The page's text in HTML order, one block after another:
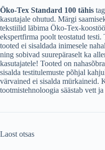
Öko-Tex Standard 100 tähis
kasutajale ohutud. Märgi
tekstiilid läbima Öko-Tex-
ekspertfirma poolt teostatud testi.
tooted ei sisaldada inimesele
ning sobivad suurepäraselt ka
kasutajatele! Tooted on
sisalda testitulemuste põhjal
värvained ei sisalda mürkaineid.
tootmistehnoloogia säästab vett ja
Laost otsas